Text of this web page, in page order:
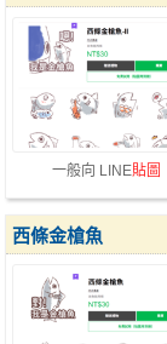
一般向 LINE貼圖
西條金槍魚